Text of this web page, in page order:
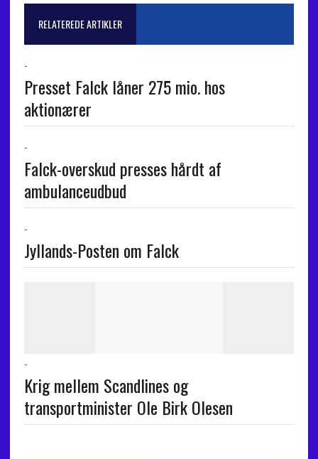
RELATEREDE ARTIKLER
-
Presset Falck låner 275 mio. hos
aktionærer
-
Falck-overskud presses hårdt af
ambulanceudbud
-
Jyllands-Posten om Falck
-
Krig mellem Scandlines og
transportminister Ole Birk Olesen